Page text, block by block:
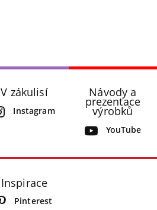
V zákulisí
Instagram
Návody a
prezentace
výrobků
YouTube
Inspirace
Pinterest